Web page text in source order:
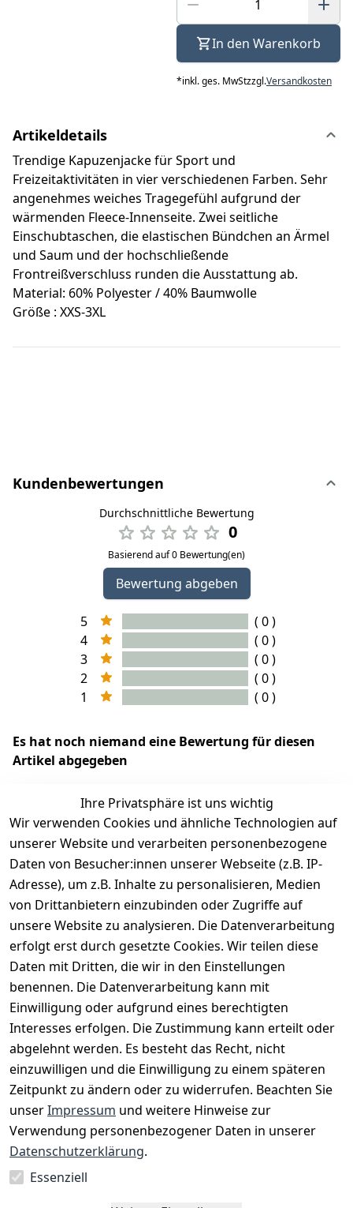
In den Warenkorb
*inkl. ges. MwStzzgl.Versandkosten
Artikeldetails
Trendige Kapuzenjacke für Sport und
Freizeitaktivitäten in vier verschiedenen Farben. Sehr
angenehmes weiches Tragegefühl aufgrund der
wärmenden Fleece-Innenseite. Zwei seitliche
Einschubtaschen, die elastischen Bündchen an Ärmel
und Saum und der hochschließende
Frontreißverschluss runden die Ausstattung ab.
Material: 60% Polyester / 40% Baumwolle
Größe : XXS-3XL
Kundenbewertungen
Durchschnittliche Bewertung
0
Basierend auf 0 Bewertung(en)
Bewertung abgeben
5
( 0 )
4
( 0 )
3
( 0 )
2
( 0 )
1
( 0 )
Es hat noch niemand eine Bewertung für diesen
Artikel abgegeben
EU-Verantwortliche Person - klicken Sie für Details
Ihre Privatsphäre ist uns wichtig
Wir verwenden Cookies und ähnliche Technologien auf
unserer Website und verarbeiten personenbezogene
Daten von Besucher:innen unserer Webseite (z.B. IP-
Adresse), um z.B. Inhalte zu personalisieren, Medien
von Drittanbietern einzubinden oder Zugriffe auf
unsere Website zu analysieren. Die Datenverarbeitung
erfolgt erst durch gesetzte Cookies. Wir teilen diese
Daten mit Dritten, die wir in den Einstellungen
benennen. Die Datenverarbeitung kann mit
Einwilligung oder aufgrund eines berechtigten
Interesses erfolgen. Die Zustimmung kann erteilt oder
abgelehnt werden. Es besteht das Recht, nicht
einzuwilligen und die Einwilligung zu einem späteren
Zeitpunkt zu ändern oder zu widerrufen. Beachten Sie
unserImpressum und weitere Hinweise zur
Verwendung personenbezogener Daten in unserer
Datenschutzerklärung.
Essenziell
Rechtliches
AGB
Impressum
Datenschutze
rklärung
Barrierefreihe
Services
Kontakt
Registrieren
Katalog
Zahlungsm
öglichkeite
n
Vorkasse
PayPal
Versanddie
nstleister
Post